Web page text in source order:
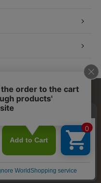
プライバシーポリシー
く表示 店舗リスト